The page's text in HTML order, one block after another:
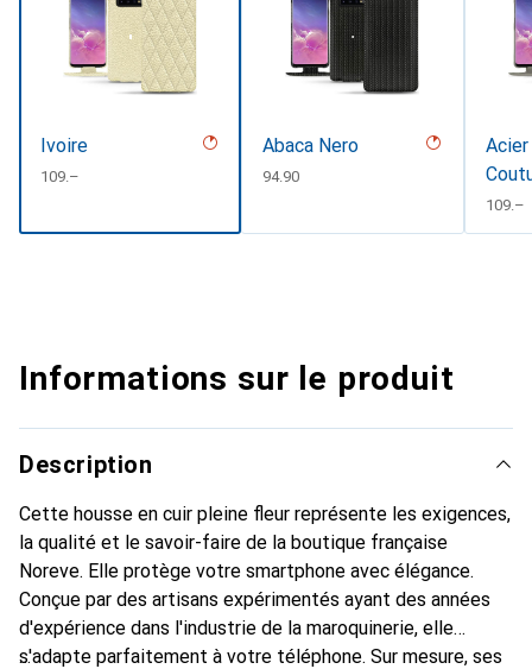
Ivoire
CHF
109.–
Abaca Nero
CHF
94.90
CHF
109.–
Informations sur le produit
Description
Cette housse en cuir pleine fleur représente les exigences,
la qualité et le savoir-faire de la boutique française
Noreve. Elle protège votre smartphone avec élégance.
Conçue par des artisans expérimentés ayant des années
d'expérience dans l'industrie de la maroquinerie, elle
s'adapte parfaitement à votre téléphone. Sur mesure, ses